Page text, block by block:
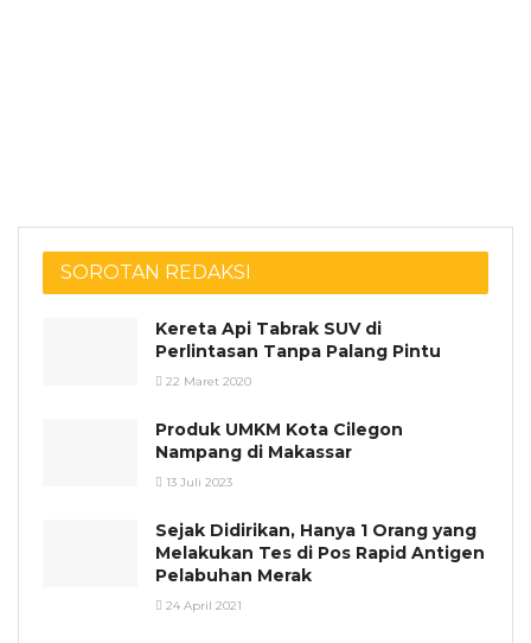
SOROTAN REDAKSI
Kereta Api Tabrak SUV di
Perlintasan Tanpa Palang Pintu
22 Maret 2020
Produk UMKM Kota Cilegon
Nampang di Makassar
13 Juli 2023
Sejak Didirikan, Hanya 1 Orang yang
Melakukan Tes di Pos Rapid Antigen
Pelabuhan Merak
24 April 2021